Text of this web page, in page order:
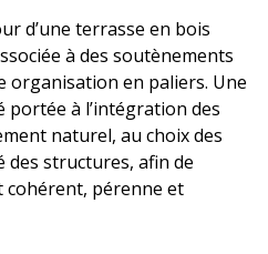
d’une terrasse en bois
à des soutènements
organisation en paliers. Une
à l’intégration des
naturel, au choix des
des structures, afin de
pérenne et